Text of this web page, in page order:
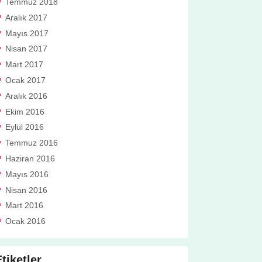
Aralık 2017
Mayıs 2017
Nisan 2017
Mart 2017
Ocak 2017
Aralık 2016
Ekim 2016
Eylül 2016
Temmuz 2016
Haziran 2016
Mayıs 2016
Nisan 2016
Mart 2016
Ocak 2016